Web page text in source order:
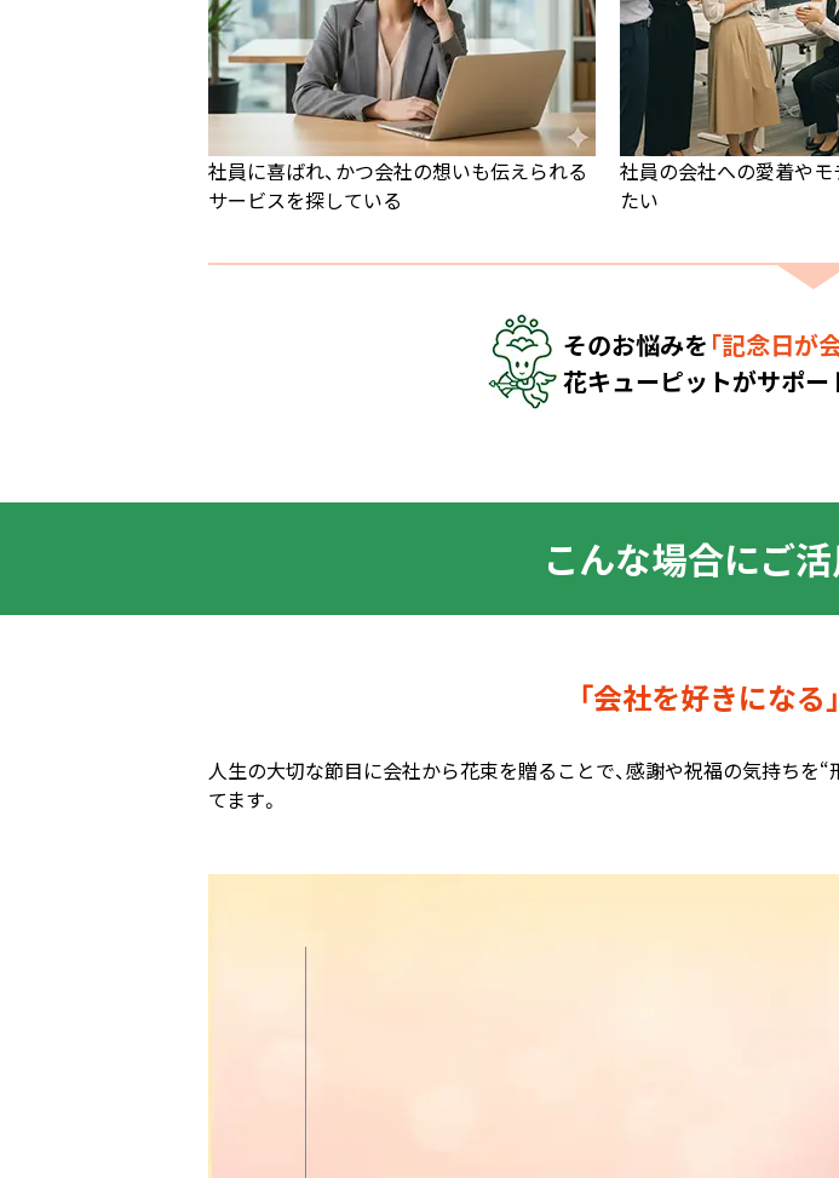
社員に喜ばれ、かつ会社の想いも伝えられる
サービスを探している
社員の会社への愛着や
たい
そのお悩みを 「記念日が
花キューピットがサポー
こんな場合にご
「会社を好きになる」
人生の大切な節目に会社から花束を贈ることで、感謝や祝福の気持ちを
てます。